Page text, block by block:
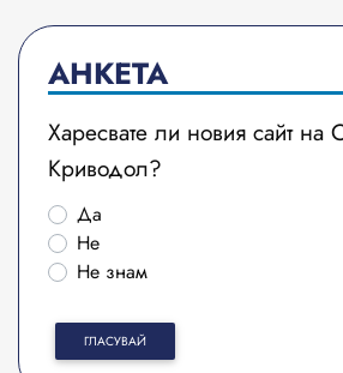
АНКЕТА
Харесвате ли новия сайт
Криводол?
Да
Не
Не знам
ГЛАСУВАЙ